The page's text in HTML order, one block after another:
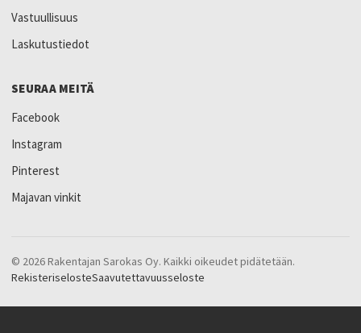
Vastuullisuus
Laskutustiedot
SEURAA MEITÄ
Facebook
Instagram
Pinterest
Majavan vinkit
© 2026 Rakentajan Sarokas Oy. Kaikki oikeudet pidätetään.
RekisteriselosteSaavutettavuusseloste